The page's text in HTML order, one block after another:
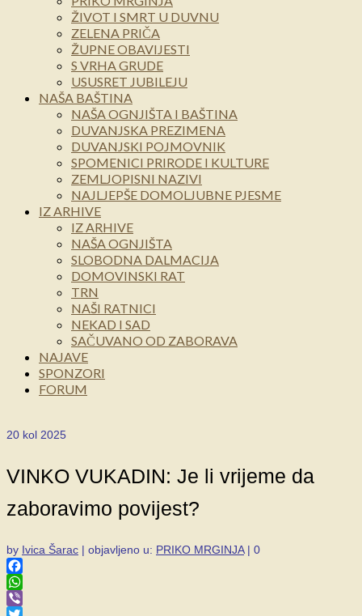
ŽIVOT I SMRT U DUVNU
ZELENA PRIČA
ŽUPNE OBAVIJESTI
S VRHA GRUDE
USUSRET JUBILEJU
NAŠA BAŠTINA
NAŠA OGNJIŠTA I BAŠTINA
DUVANJSKA PREZIMENA
DUVANJSKI POJMOVNIK
SPOMENICI PRIRODE I KULTURE
ZEMLJOPISNI NAZIVI
NAJLJEPŠE DOMOLJUBNE PJESME
IZ ARHIVE
IZ ARHIVE
NAŠA OGNJIŠTA
SLOBODNA DALMACIJA
DOMOVINSKI RAT
TRN
NAŠI RATNICI
NEKAD I SAD
SAČUVANO OD ZABORAVA
NAJAVE
SPONZORI
FORUM
20 kol 2025
VINKO VUKADIN: Je li vrijeme da
zaboravimo povijest?
by Ivica Šarac | objavljeno u: PRIKO MRGINJA | 0
Facebook
WhatsApp